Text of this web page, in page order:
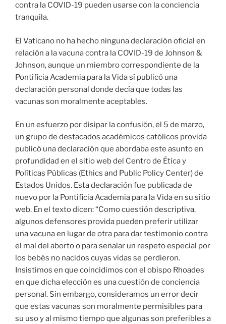
contra la COVID-19 pueden usarse con la conciencia
tranquila.
El Vaticano no ha hecho ninguna declaración oficial en
relación a la vacuna contra la COVID-19 de Johnson &
Johnson, aunque un miembro correspondiente de la
Pontificia Academia para la Vida sí publicó una
declaración personal donde decía que todas las
vacunas son moralmente aceptables.
En un esfuerzo por disipar la confusión, el 5 de marzo,
un grupo de destacados académicos católicos provida
publicó una declaración que abordaba este asunto en
profundidad en el sitio web del Centro de Ética y
Políticas Públicas (Ethics and Public Policy Center) de
Estados Unidos. Esta declaración fue publicada de
nuevo por la Pontificia Academia para la Vida en su sitio
web. En el texto dicen: “Como cuestión descriptiva,
algunos defensores provida pueden preferir utilizar
una vacuna en lugar de otra para dar testimonio contra
el mal del aborto o para señalar un respeto especial por
los bebés no nacidos cuyas vidas se perdieron.
Insistimos en que coincidimos con el obispo Rhoades
en que dicha elección es una cuestión de conciencia
personal. Sin embargo, consideramos un error decir
que estas vacunas son moralmente permisibles para
su uso y al mismo tiempo que algunas son preferibles a